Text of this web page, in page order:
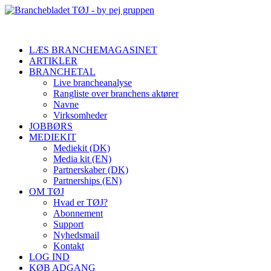
LÆS BRANCHEMAGASINET
ARTIKLER
BRANCHETAL
Live brancheanalyse
Rangliste over branchens aktører
Navne
Virksomheder
JOBBØRS
MEDIEKIT
Mediekit (DK)
Media kit (EN)
Partnerskaber (DK)
Partnerships (EN)
OM TØJ
Hvad er TØJ?
Abonnement
Support
Nyhedsmail
Kontakt
LOG IND
KØB ADGANG